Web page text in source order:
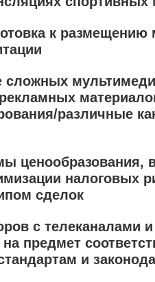
к размещению
сложных
различные
ценообразования,
налоговых
сделок
с телеканалами и
предмет
и